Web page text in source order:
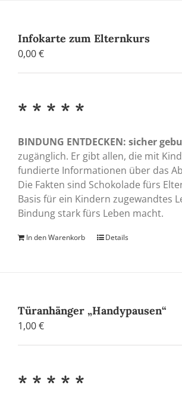
Infokarte zum Elternkurs
0,00€
* * * * *
BINDUNG ENTDECKEN: sicher
zugänglich. Er gibt allen, die mit
fundierte Informationen über das
Die Fakten sind Schokolade fürs
Basis für ein Kindern zugewandtes
Bindung stark fürs Leben macht.
In den Warenkorb Details
Türanhänger „Handypausen“
1,00€
* * * * *